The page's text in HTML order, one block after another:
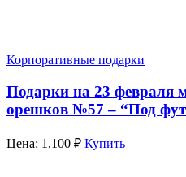
Корпоративные подарки
Подарки на 23 февраля
орешков №57 – “Под
Цена: 1,100 ₽ Купить